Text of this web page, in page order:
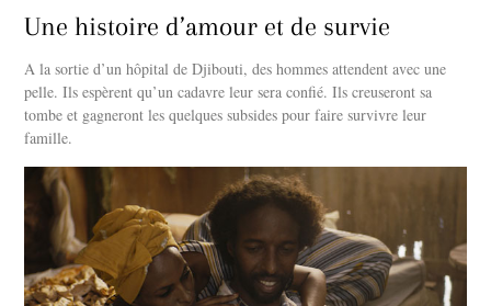
Une histoire d’amour et de survie
A la sortie d’un hôpital de Djibouti, des hommes attendent avec une
pelle. Ils espèrent qu’un cadavre leur sera confié. Ils creuseront sa
tombe et gagneront les quelques subsides pour faire survivre leur
famille.